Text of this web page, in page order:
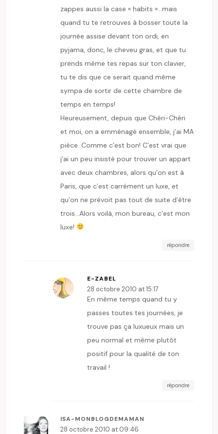
zappes aussi la case « habits »…mais
quand tu te retrouves à bosser toute la
journée assise devant ton ordi, en
pyjama, donc, le cheveu gras, et que tu
prends même tes repas sur ton clavier,
tu te dis que ce serait quand même
sympa de sortir de cette chambre de
temps en temps!
Heureusement, depuis que Chéri-Chéri
et moi, on a emménagé ensemble, j’ai MA
pièce. Comme c’est bon! C’est vrai que
j’ai un peu insisté pour trouver un appart
avec deux chambres, alors qu’on est à
Paris, que c’est carrément un luxe, et
qu’on ne prévoit pas tout de suite d’être
trois…Alors voilà, mon bureau, c’est mon
luxe!
répondre
E-ZABEL
28 octobre 2010 at 15:17
En même temps quand tu y
passes toutes tes journées, je
trouve pas ça luxueux mais un
peu normal et même plutôt
positif pour la qualité de ton
travail !
répondre
ISA-MONBLOGDEMAMAN
28 octobre 2010 at 09:46